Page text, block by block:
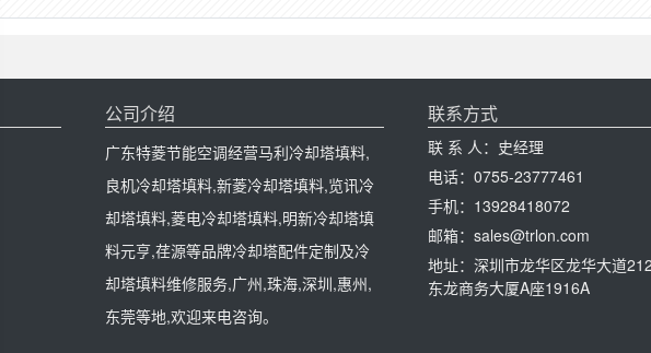
公司介绍
广东特菱节能空调经营马利冷却塔填料,
良机冷却塔填料,新菱冷却塔填料,览讯冷
却塔填料,菱电冷却塔填料,明新冷却塔填
料元亨,荏源等品牌冷却塔配件定制及冷
却塔填料维修服务,广州,珠海,深圳,惠州,
东莞等地,欢迎来电咨询。
联系方式
联 系 人：史经理
电话：0755-23777461
手机：13928418072
邮箱：sales@trlon.com
地址：深圳市龙华区龙华大道
东龙商务大厦A座1916A